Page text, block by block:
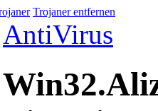
Trojaner entfernen
AntiVirus